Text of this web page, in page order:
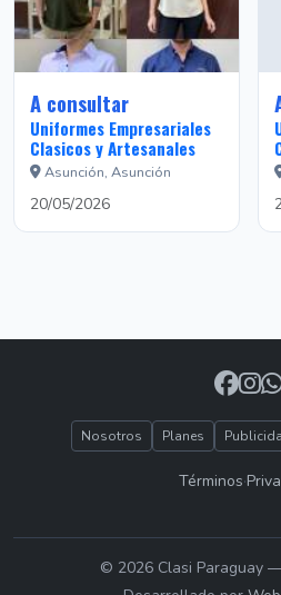
A consultar
Uniformes Empresariales
Clasicos y Artesanales
Asunción, Asunción
20/05/2026
Nosotros Planes
Términos·
© 2026 Clasi Paraguay